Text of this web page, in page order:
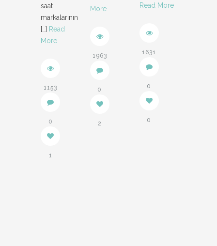
saat
markalarının
[…] Read
More
1153
0
1
More
1963
0
2
Read More
1631
0
0